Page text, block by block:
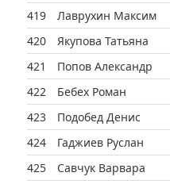
419
Лаврухин Максим
420
Якупова Татьяна
421
Попов Александр
422
Бебех Роман
423
Подобед Денис
424
Гаджиев Руслан
425
Савчук Варвара